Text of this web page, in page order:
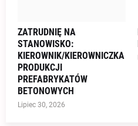
ZATRUDNIĘ NA
STANOWISKO:
KIEROWNIK/KIEROWNICZKA
PRODUKCJI
PREFABRYKATÓW
BETONOWYCH
Lipiec 30, 2026